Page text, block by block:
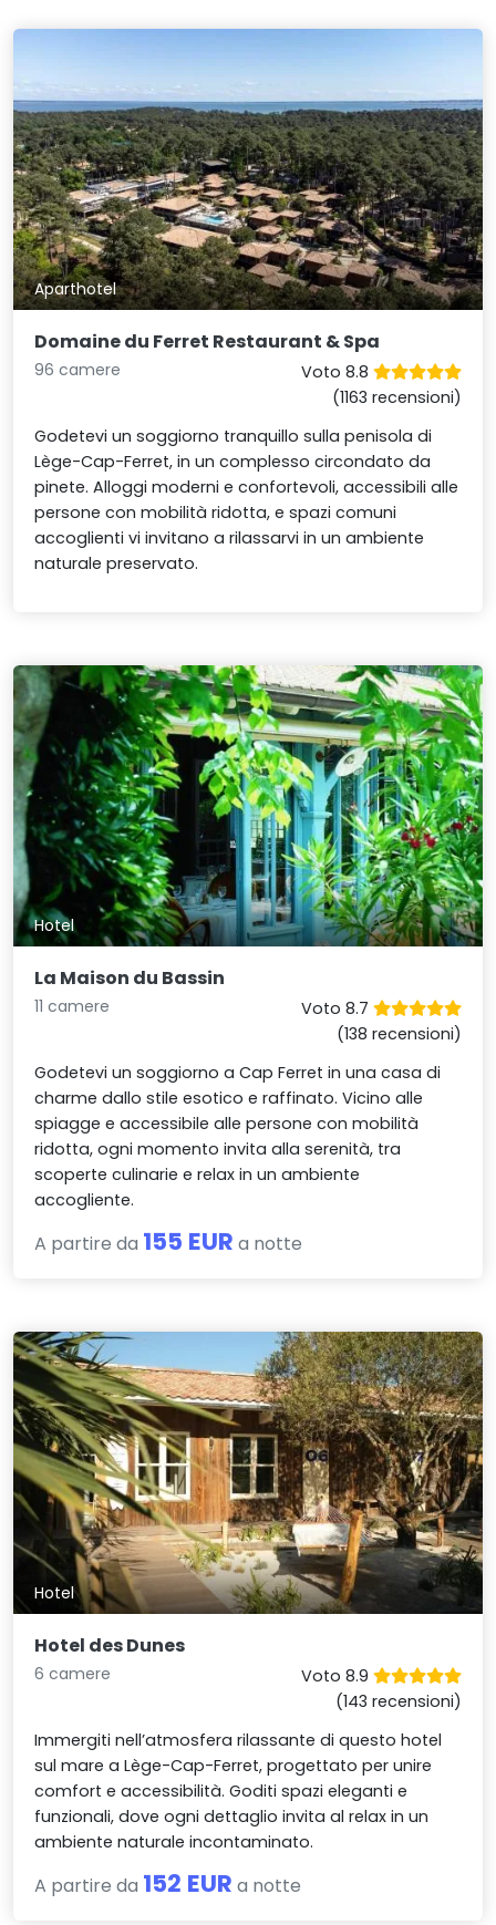
Aparthotel
Domaine du Ferret Restaurant & Spa
96 camere
Voto 8.8
(1163 recensioni)
Godetevi un soggiorno tranquillo sulla penisola di
Lège-Cap-Ferret, in un complesso circondato da
pinete. Alloggi moderni e confortevoli, accessibili alle
persone con mobilità ridotta, e spazi comuni
accoglienti vi invitano a rilassarvi in un ambiente
naturale preservato.
Hotel
La Maison du Bassin
11 camere
Voto 8.7
(138 recensioni)
Godetevi un soggiorno a Cap Ferret in una casa di
charme dallo stile esotico e raffinato. Vicino alle
spiagge e accessibile alle persone con mobilità
ridotta, ogni momento invita alla serenità, tra
scoperte culinarie e relax in un ambiente
accogliente.
A partire da 155 EUR a notte
Hotel
Hotel des Dunes
6 camere
Voto 8.9
(143 recensioni)
Immergiti nell’atmosfera rilassante di questo hotel
sul mare a Lège-Cap-Ferret, progettato per unire
comfort e accessibilità. Goditi spazi eleganti e
funzionali, dove ogni dettaglio invita al relax in un
ambiente naturale incontaminato.
A partire da 152 EUR a notte